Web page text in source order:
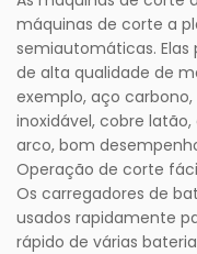
máquinas de corte a
semiautomáticas.
de alta qualidade de
exemplo, aço
inoxidável, cobre
arco, bom
Operação de corte
Os carregadores de
usados ​​rapidamente
rápido de várias